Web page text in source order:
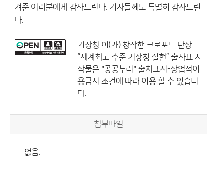
겨준 여러분에게 감사드린다. 기자들께도 특별히 감사드린
다.
기상청 이(가) 창작한 크로포드 단장
“세계최고 수준 기상청 실현” 출사표 저
작물은 "공공누리" 출처표시-상업적이
용금지 조건에 따라 이용 할 수 있습니
다.
첨부파일
없음.